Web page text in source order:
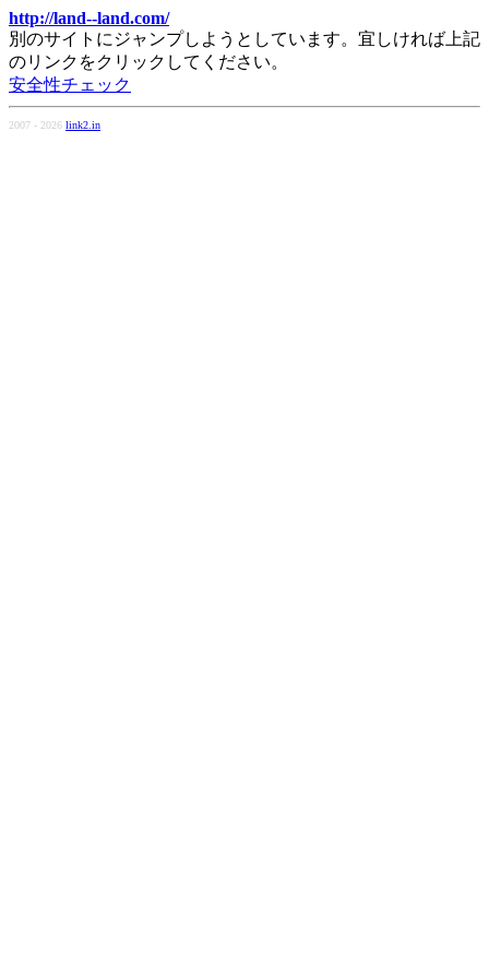
http://land--land.com/
別のサイトにジャンプしようとしています。宜しければ上記
のリンクをクリックしてください。
安全性チェック
2007 - 2026 link2.in